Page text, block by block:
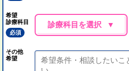
希望
診療科目
必須
診療科目を選択
その他
希望